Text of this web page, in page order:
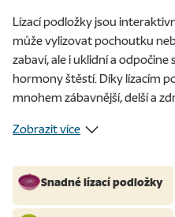
Lízací podložky jsou
může vylizovat pochoutku
zabaví, ale i uklidní a odpočine
hormony štěstí. Díky lízacím
mnohem zábavnější, delší a
Zobrazit více
Snadné lízací podložky